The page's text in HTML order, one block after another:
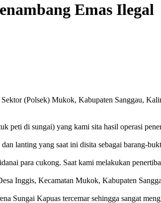
Emas Ilegal
(Polsek) Mukok, Kabupaten Sanggau,
peti di sungai) yang kami sita hasil operasi
lanting yang saat ini disita sebagai barang-
para cukong. Saat kami melakukan
Inggis, Kecamatan Mukok, Kabupaten
Sungai Kapuas tercemar sehingga sangat